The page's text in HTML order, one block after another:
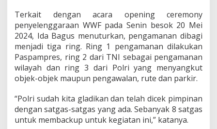
y
W
o
r
l
d
W
a
t
r
F
r
Terkait dengan acara opening ceremony
penyelenggaraan WWF pada Senin besok 20 Mei
2024, Ida Bagus menuturkan, pengamanan dibagi
menjadi tiga ring. Ring 1 pengamanan dilakukan
Paspampres, ring 2 dari TNI sebagai pengamanan
wilayah dan ring 3 dari Polri yang menyangkut
objek-objek maupun pengawalan, rute dan parkir.
“Polri sudah kita gladikan dan telah dicek pimpinan
dengan satgas-satgas yang ada. Sebanyak 8 satgas
untuk membackup untuk kegiatan ini,” katanya.